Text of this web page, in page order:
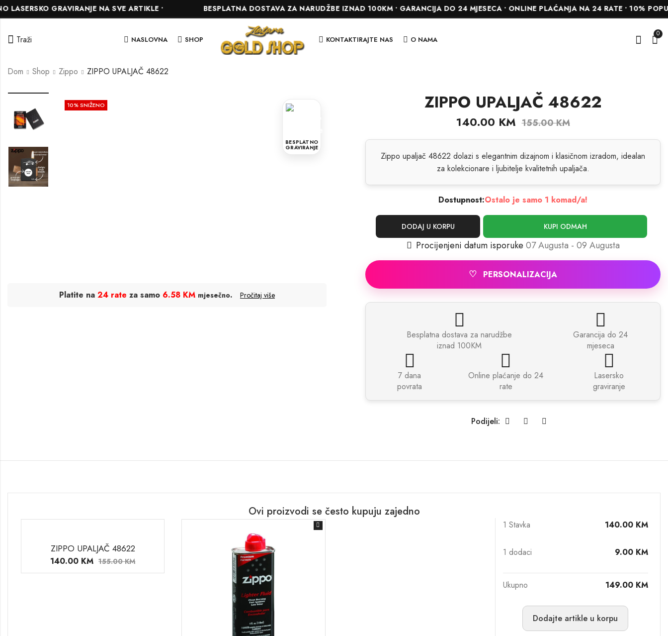
GRAVIRANJE NA SVE ARTIKLE • BESPLATNA DOSTAVA ZA NARUDŽBE IZNAD 100KM • GARANCIJA DO 24 MJESECA • ONLINE PLAĆANJA NA 24 RATE • 10% POPUSTA
Traži NASLOVNA SHOP KONTAKTIRAJTE NAS O NAMA
0
Dom Shop Zippo ZIPPO UPALJAČ 48622
ZIPPO UPALJAČ 211
ZIPPO UPALJAČ
10% SNIŽENO
BESPLATNO
GRAVIRANJE
Platite na 24 rate za samo 6.58 KM mjesečno. Pročitaj više
ZIPPO UPALJAČ 48622
140.00 KM 155.00KM
Zippo upaljač 48622 dolazi s elegantnim dizajnom i klasičnom izradom, idealan
za kolekcionare i ljubitelje kvalitetnih upaljača.
Dostupnost:Ostalo je samo 1 komad/a!
DODAJ U KORPU KUPI ODMAH
Procijenjeni datum isporuke 07 Augusta - 09 Augusta
♡ PERSONALIZACIJA
Besplatna dostava za narudžbe
iznad 100KM
Garancija do 24
mjeseca
7 dana
povrata
Online plaćanje do 24
rate
Lasersko
graviranje
Podijeli:
Ovi proizvodi se često kupuju zajedno
ZIPPO UPALJAČ 48622
140.00 KM 155.00KM
1 Stavka 140.00 KM
1 dodaci 9.00 KM
Ukupno 149.00 KM
Dodajte artikle u korpu